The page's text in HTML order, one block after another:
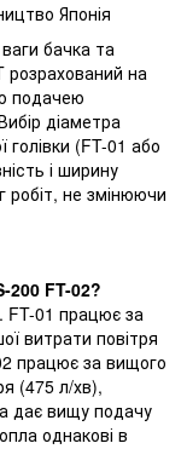
Японія
бачка та
на
подачею
діаметра
голівки (FT-01 або
і ширину
робіт, не змінюючи
200 FT-02?
FT-01 працює за
витрати повітря
працює за вищого
(475 л/хв),
дає вищу подачу
однакові в